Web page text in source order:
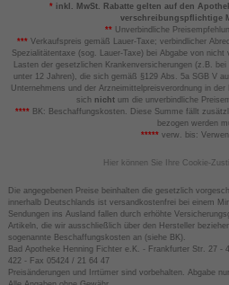
*inkl. MwSt. Rabatte gelten auf den
verschreibungspflichtige
** Unverbindliche
*** Verkaufspreis gemäß Lauer-Taxe; verbindlicher
Spezialitätentaxe (sog. Lauer-Taxe) bei Abgabe von
Lasten der gesetzlichen Krankenversicherungen (z.B.
unter 12 Jahren), die sich gemäß §129 Abs. 5a SGB V
Unternehmens und der Arzneimittelpreisverordnung in
sich nicht um die unverbindliche
****BK: Beschaffungskosten. Diese Summe fällt
bezogen werden
*****verw. bis:
Hier können Sie Ihre Cookie-
Die angegebenen Preise beinhalten die gesetzlich
innerhalb Deutschlands ist versandkostenfrei bei einem
Sendungen ins Ausland fallen durch erhöhte
Artikeln, die wir ausschließlich über den Hersteller
sogenannte Beschaffungskosten an (siehe BK).
Bad Apotheke Henning Fichter e.K. - Frankfurter Str. 27 -
422 - Fax 05424 / 21 64 47
Preisänderungen und Irrtümer sind vorbehalten. Abgabe